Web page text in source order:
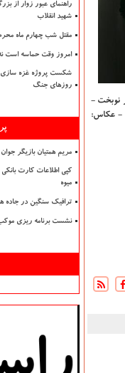
نوبخت -
- عکاس:
راهنمای عبور زوار از
شهید انقلاب
مقتل شب چهارم ماه
امروز وقت حماسه است
شکست پروژه غزه سازی
روزهای جنگ
مریم همتیان بازیگر
میوه
ترافیک سنگین در جاده
نشست برنامه ریزی موکب